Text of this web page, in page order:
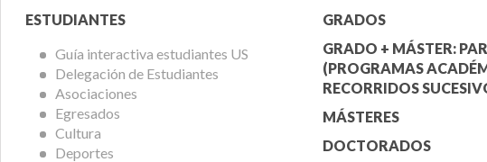
Menú
Alumnos
ESTUDIANTES
Guía interactiva estudiantes US
Delegación de Estudiantes
Asociaciones
Egresados
Cultura
Deportes
Menú
Oferta
Académica
GRADOS
GRADO + MÁSTER:
(PROGRAMAS
RECORRIDOS
MÁSTERES
DOCTORADOS